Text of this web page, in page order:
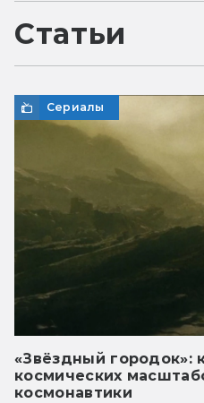
Статьи
Сериалы
«Звёздный городок»:
космических
космонавтики